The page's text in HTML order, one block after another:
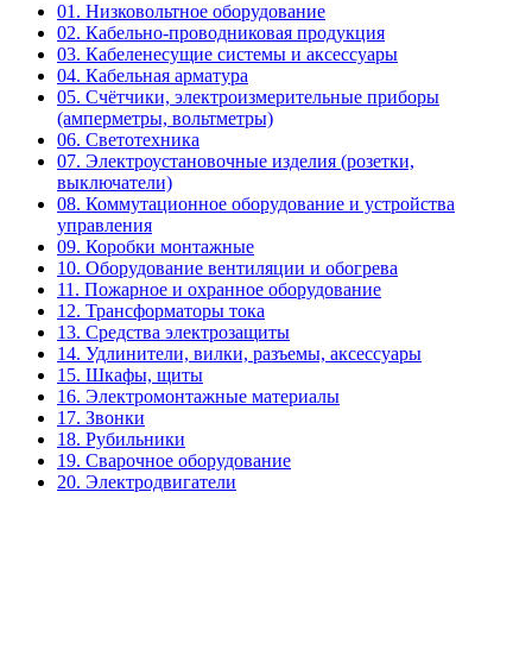
01. Низковольтное оборудование
02. Кабельно-проводниковая продукция
03. Кабеленесущие системы и аксессуары
04. Кабельная арматура
05. Счётчики, электроизмерительные приборы
(амперметры, вольтметры)
06. Светотехника
07. Электроустановочные изделия (розетки,
выключатели)
08. Коммутационное оборудование и устройства
управления
09. Коробки монтажные
10. Оборудование вентиляции и обогрева
11. Пожарное и охранное оборудование
12. Трансформаторы тока
13. Средства электрозащиты
14. Удлинители, вилки, разъемы, аксессуары
15. Шкафы, щиты
16. Электромонтажные материалы
17. Звонки
18. Рубильники
19. Сварочное оборудование
20. Электродвигатели